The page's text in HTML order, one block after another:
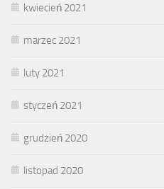
kwiecień 2021
marzec 2021
luty 2021
styczeń 2021
grudzień 2020
listopad 2020